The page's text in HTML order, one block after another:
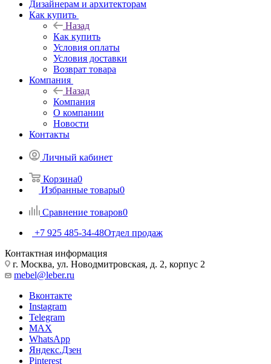
Дизайнерам и архитекторам
Как купить
Назад
Как купить
Условия оплаты
Условия доставки
Возврат товара
Компания
Назад
Компания
О компании
Новости
Контакты
Личный кабинет
Корзина0
Избранные товары0
Сравнение товаров0
+7 925 485-34-48Отдел продаж
Контактная информация
г. Москва, ул. Новодмитровская, д. 2, корпус 2
mebel@leber.ru
Вконтакте
Instagram
Telegram
MAX
WhatsApp
Яндекс.Дзен
Pinterest